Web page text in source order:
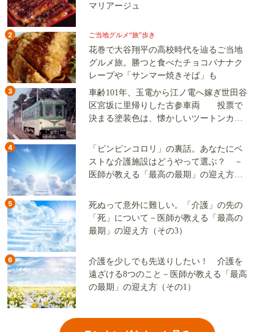
マリアージュ
2 ご当地グルメ“旅”歩き
花巻で大谷翔平の高校時代を辿るご当地
グルメ旅。勝つと食べたチョコバナナク
レープや「サンマー焼きそば」も
3
車齢101年、玉電から江ノ電へ嫁ぎ世田谷
区宮坂に里帰りした古参車両 投票で
決まる塗装色は、懐かしいツートンカラ
4
「ピンピンコロリ」の裏話。あなたにベ
ストな介護施設はどうやって選ぶ？ －
医師が教える「最高の最期」の迎え方
5
死ぬって意外に難しい。「介護」の先の
「死」について－医師が教える「最高の
最期」の迎え方（その3）
6
介護を少しでも先送りしたい！ 介護を
遠ざける8つのこと－医師が教える「最高
の最期」の迎え方（その1）